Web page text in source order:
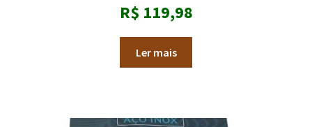
R$ 119,98
Ler mais